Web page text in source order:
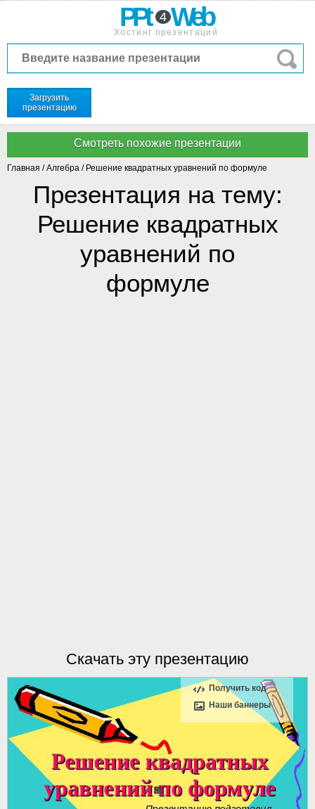
PPt 4 Web
Хостинг презентаций
Загрузить
презентацию
Главная /Алгебра / Решение квадратных уравнений по формуле
Презентация на тему:
Решение квадратных
уравнений по
формуле
Скачать эту презентацию
Получить код
Наши баннеры